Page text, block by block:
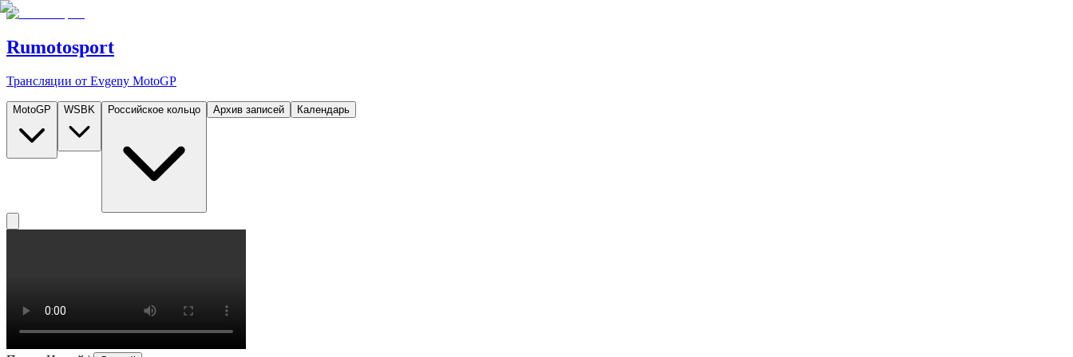
Rumotosport
Трансляции от Evgeny MotoGP
MotoGP WSBK Российское кольцо Архив записей Календарь